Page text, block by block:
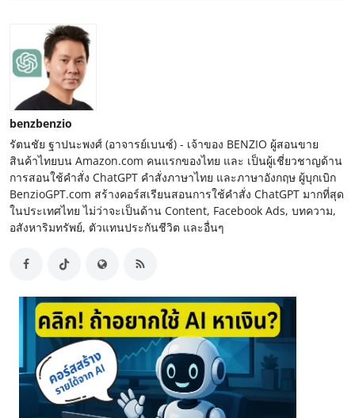
benzbenzio
รัตนชัย ฐาปนะพงศ์ (อาจารย์เบนซ์) - เจ้าของ BENZIO ผู้สอนขาย
สินค้าไทยบน Amazon.com คนแรกของไทย และ เป็นผู้เชี่ยวชาญด้าน
การสอนใช้คำสั่ง ChatGPT คำสั่งภาษาไทย และภาษาอังกฤษ ผู้บุกเบิก
BenzioGPT.com สร้างคอร์สเรียนสอนการใช้คำสั่ง ChatGPT มากที่สุด
ในประเทศไทย ไม่ว่าจะเป็นด้าน Content, Facebook Ads, บทความ,
อสังหาริมทรัพย์, ตัวแทนประกันชีวิต และอื่นๆ